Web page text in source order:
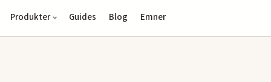
Produkter Guides Blog Emner